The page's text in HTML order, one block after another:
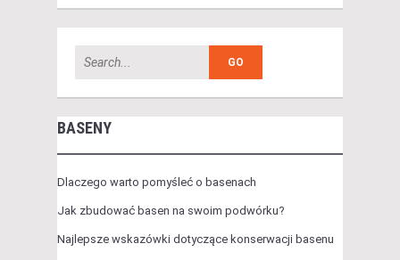
BASENY
Dlaczego warto pomyśleć o basenach
Jak zbudować basen na swoim podwórku?
Najlepsze wskazówki dotyczące konserwacji basenu